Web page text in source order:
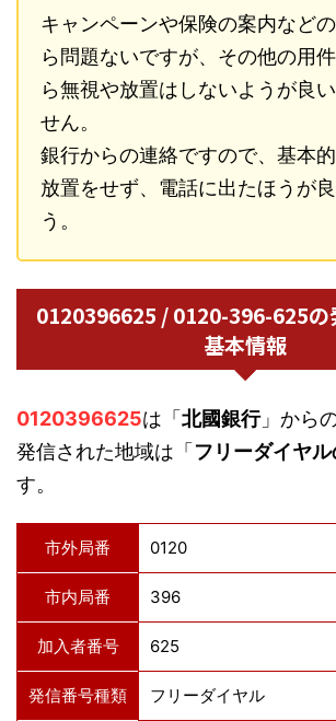
キャンペーンや保険の案内など
ら問題ないですが、その他の用
ら無視や放置はしないようが良
せん。
銀行からの連絡ですので、基本
放置をせず、電話に出たほうが
う。
0120396625 / 0120-396-625の
基本情報
0120396625は「 北國銀行」から
発信された地域は「 フリーダイヤ
す。
市外局番 0120
市内局番 396
加入者番号 625
発信番号種類 フリーダイヤル